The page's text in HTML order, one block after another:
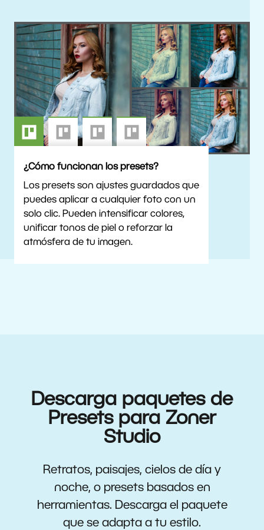
¿Cómo funcionan los presets?
Los presets son ajustes guardados que
puedes aplicar a cualquier foto con un
solo clic. Pueden intensificar colores,
unificar tonos de piel o reforzar la
atmósfera de tu imagen.
Descarga paquetes de
Presets para Zoner
Studio
Retratos, paisajes, cielos de día y
noche, o presets basados en
herramientas. Descarga el paquete
que se adapta a tu estilo.